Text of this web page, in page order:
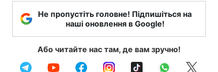
Не пропустіть головне! Підпишіться на
наші оновлення в Google!
Або читайте нас там, де вам зручно!